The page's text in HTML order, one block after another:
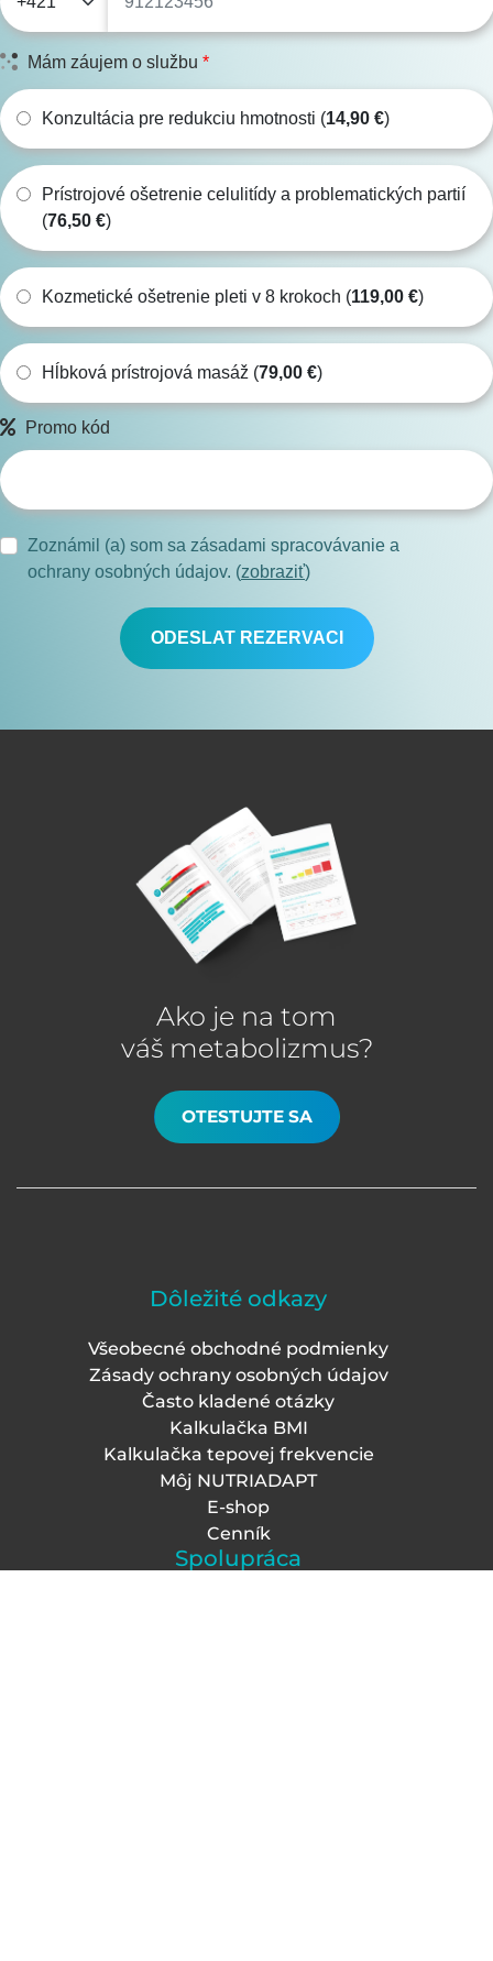
Ako je na tom
váš metabolizmus?
OTESTUJTE SA
Dôležité odkazy
Všeobecné obchodné podmienky
Zásady ochrany osobných údajov
Často kladené otázky
Kalkulačka BMI
Kalkulačka tepovej frekvencie
Môj NUTRIADAPT
E-shop
Cenník
Spolupráca